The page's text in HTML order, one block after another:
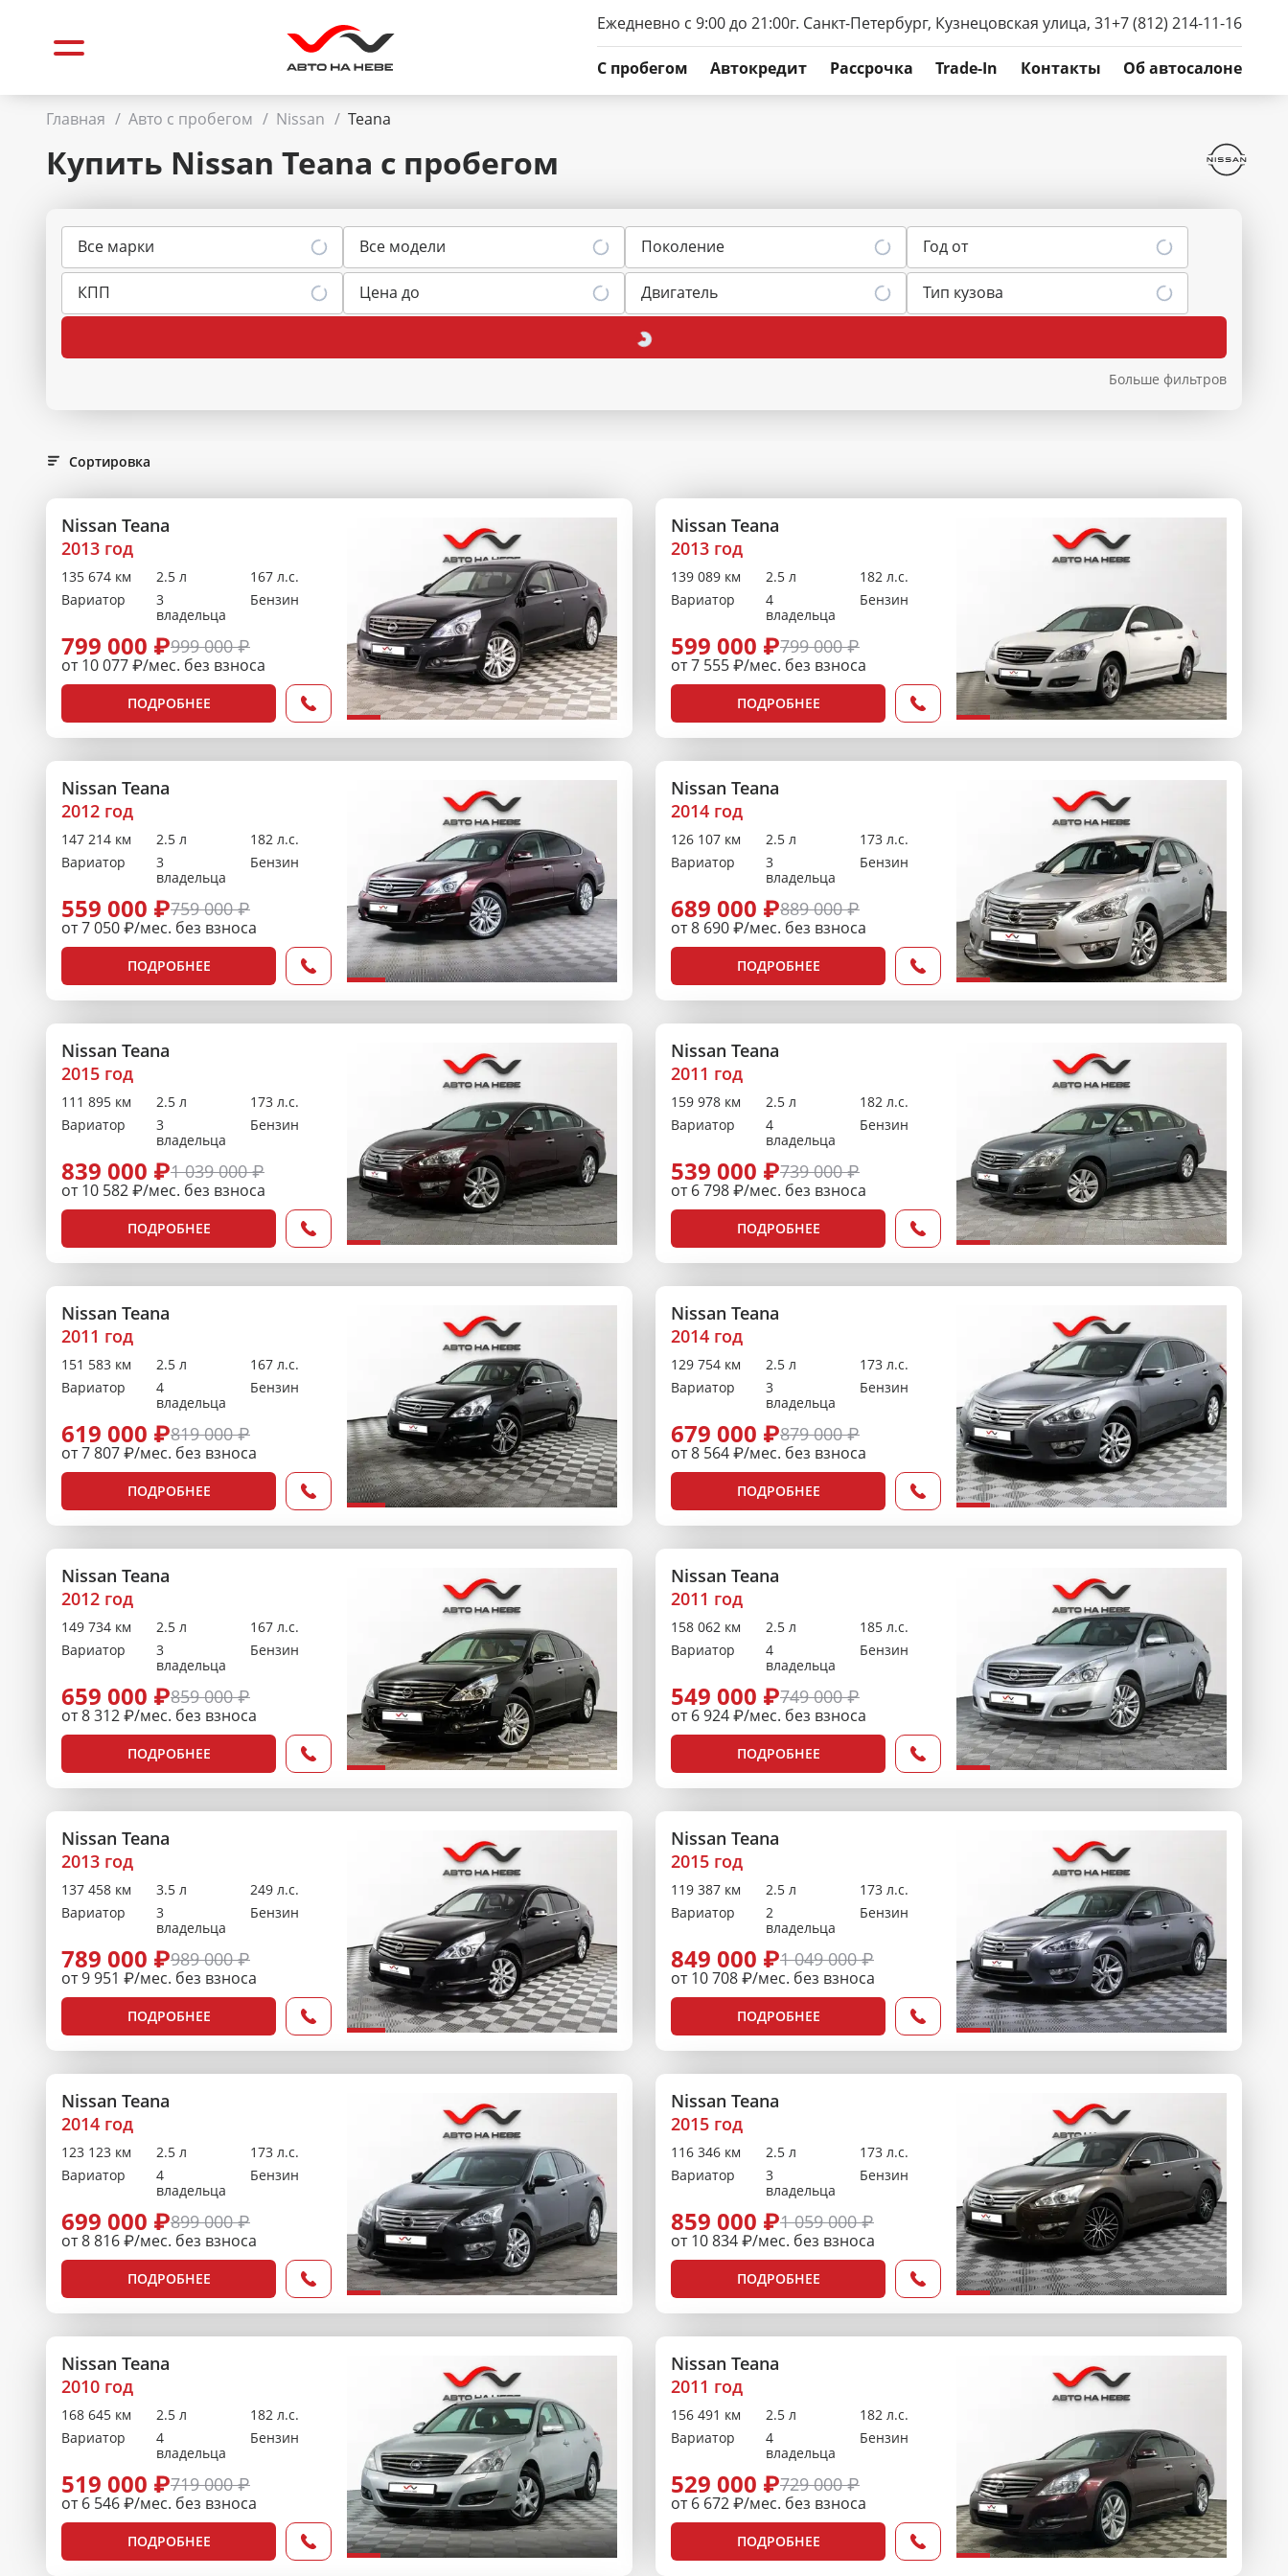
Ежедневно с 9:00 до 21:00г. Санкт-Петербург, Кузнецовская улица, 31+7 (812) 214-11-16
C пробегом Автокредит Рассрочка Trade-In Контакты Об автосалоне
Главная / Авто с пробегом / Nissan / Teana
Купить Nissan Teana с пробегом
Все марки Все модели Поколение Год от
КПП Цена до Двигатель Тип кузова
Больше фильтров
Сортировка
Nissan Teana
2013 год
135 674 км 2.5 л
167 л.с.
Вариатор
3
владельца
Бензин
799 000 ₽999 000 ₽
от 10 077 ₽/мес. без взноса
ПОДРОБНЕЕ
Nissan Teana
2013 год
139 089 км 2.5 л
182 л.с.
Вариатор
4
владельца
Бензин
599 000 ₽799 000 ₽
от 7 555 ₽/мес. без взноса
ПОДРОБНЕЕ
Nissan Teana
2012 год
147 214 км 2.5 л
182 л.с.
Вариатор
3
владельца
Бензин
559 000 ₽759 000 ₽
от 7 050 ₽/мес. без взноса
ПОДРОБНЕЕ
Nissan Teana
2014 год
126 107 км 2.5 л
173 л.с.
Вариатор
3
владельца
Бензин
689 000 ₽889 000 ₽
от 8 690 ₽/мес. без взноса
ПОДРОБНЕЕ
Nissan Teana
2015 год
111 895 км 2.5 л
173 л.с.
Вариатор
3
владельца
Бензин
839 000 ₽1 039 000 ₽
от 10 582 ₽/мес. без взноса
ПОДРОБНЕЕ
Nissan Teana
2011 год
159 978 км 2.5 л
182 л.с.
Вариатор
4
владельца
Бензин
539 000 ₽739 000 ₽
от 6 798 ₽/мес. без взноса
ПОДРОБНЕЕ
Nissan Teana
2011 год
151 583 км 2.5 л
167 л.с.
Вариатор
4
владельца
Бензин
619 000 ₽819 000 ₽
от 7 807 ₽/мес. без взноса
ПОДРОБНЕЕ
Nissan Teana
2014 год
129 754 км 2.5 л
173 л.с.
Вариатор
3
владельца
Бензин
679 000 ₽879 000 ₽
от 8 564 ₽/мес. без взноса
ПОДРОБНЕЕ
Nissan Teana
2012 год
149 734 км 2.5 л
167 л.с.
Вариатор
3
владельца
Бензин
659 000 ₽859 000 ₽
от 8 312 ₽/мес. без взноса
ПОДРОБНЕЕ
Nissan Teana
2011 год
158 062 км 2.5 л
185 л.с.
Вариатор
4
владельца
Бензин
549 000 ₽749 000 ₽
от 6 924 ₽/мес. без взноса
ПОДРОБНЕЕ
Nissan Teana
2013 год
137 458 км 3.5 л
249 л.с.
Вариатор
3
владельца
Бензин
789 000 ₽989 000 ₽
от 9 951 ₽/мес. без взноса
ПОДРОБНЕЕ
Nissan Teana
2015 год
119 387 км 2.5 л
173 л.с.
Вариатор
2
владельца
Бензин
849 000 ₽1 049 000 ₽
от 10 708 ₽/мес. без взноса
ПОДРОБНЕЕ
Nissan Teana
2014 год
123 123 км 2.5 л
173 л.с.
Вариатор
4
владельца
Бензин
699 000 ₽899 000 ₽
от 8 816 ₽/мес. без взноса
ПОДРОБНЕЕ
Nissan Teana
2015 год
116 346 км 2.5 л
173 л.с.
Вариатор
3
владельца
Бензин
859 000 ₽1 059 000 ₽
от 10 834 ₽/мес. без взноса
ПОДРОБНЕЕ
Nissan Teana
2010 год
168 645 км 2.5 л
182 л.с.
Вариатор
4
владельца
Бензин
519 000 ₽719 000 ₽
от 6 546 ₽/мес. без взноса
ПОДРОБНЕЕ
Nissan Teana
2011 год
156 491 км 2.5 л
182 л.с.
Вариатор
4
владельца
Бензин
529 000 ₽729 000 ₽
от 6 672 ₽/мес. без взноса
ПОДРОБНЕЕ